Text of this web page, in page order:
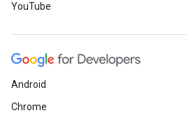
YouTube
Android
Chrome